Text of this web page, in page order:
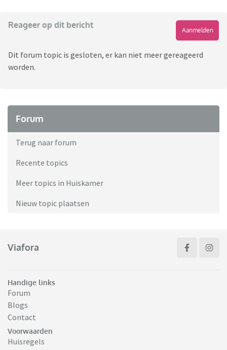
Reageer op dit bericht
Aanmelden
Dit forum topic is gesloten, er kan niet meer gereageerd
worden.
Forum
Terug naar forum
Recente topics
Meer topics in Huiskamer
Nieuw topic plaatsen
Viafora
Handige links
Forum
Blogs
Contact
Voorwaarden
Huisregels